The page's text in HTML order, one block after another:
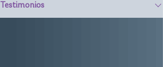
Testimonios